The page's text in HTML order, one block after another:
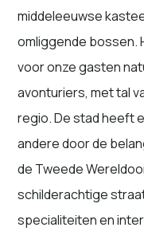
middeleeuwse
omliggende bossen.
voor onze gasten
avonturiers, met tal
regio. De stad heeft
andere door de
de Tweede
schilderachtige
specialiteiten en